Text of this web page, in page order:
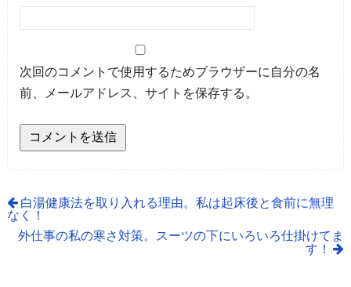
次回のコメントで使用するためブラウザーに自分の名
前、メールアドレス、サイトを保存する。
白湯健康法を取り入れる理由。私は起床後と食前に無理
なく！
外仕事の私の寒さ対策。スーツの下にいろいろ仕掛けてま
す！